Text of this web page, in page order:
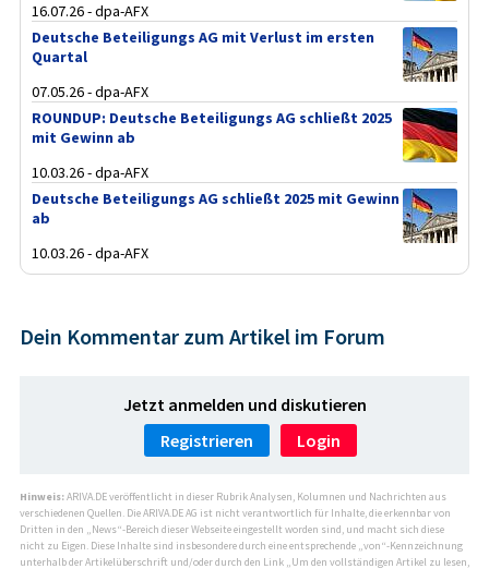
16.07.26 - dpa-AFX
Deutsche Beteiligungs AG mit Verlust im ersten
Quartal
07.05.26 - dpa-AFX
ROUNDUP: Deutsche Beteiligungs AG schließt 2025
mit Gewinn ab
10.03.26 - dpa-AFX
Deutsche Beteiligungs AG schließt 2025 mit Gewinn
ab
10.03.26 - dpa-AFX
Dein Kommentar zum Artikel im Forum
Jetzt anmelden und diskutieren
Registrieren
Login
Hinweis:ARIVA.DE veröffentlicht in dieser Rubrik Analysen, Kolumnen und Nachrichten aus
verschiedenen Quellen. Die ARIVA.DE AG ist nicht verantwortlich für Inhalte, die erkennbar von
Dritten in den „News“-Bereich dieser Webseite eingestellt worden sind, und macht sich diese
nicht zu Eigen. Diese Inhalte sind insbesondere durch eine entsprechende „von“-Kennzeichnung
unterhalb der Artikelüberschrift und/oder durch den Link „Um den vollständigen Artikel zu lesen,